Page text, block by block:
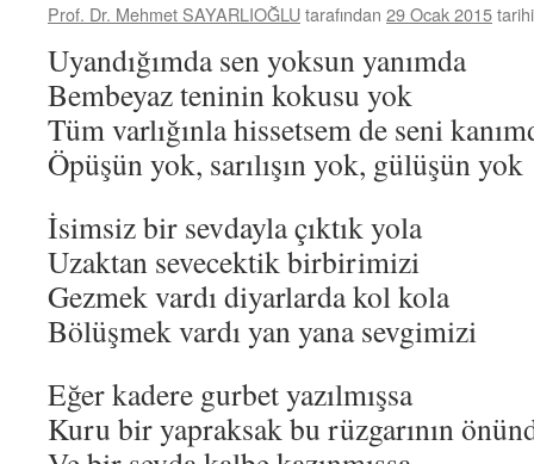
Prof. Dr. Mehmet SAYARLIOĞLUtarafından 29 Ocak 2015
Uyandığımda sen yoksun yanımda
Bembeyaz teninin kokusu yok
Tüm varlığınla hissetsem de seni
Öpüşün yok, sarılışın yok, gülüşün yok
İsimsiz bir sevdayla çıktık yola
Uzaktan sevecektik birbirimizi
Gezmek vardı diyarlarda kol kola
Bölüşmek vardı yan yana sevgimizi
Eğer kadere gurbet yazılmışsa
Kuru bir yapraksak bu rüzgarının